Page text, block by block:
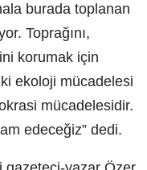
burada toplanan
Toprağını,
korumak için
ekoloji mücadelesi
mücadelesidir.
edeceğiz” dedi.